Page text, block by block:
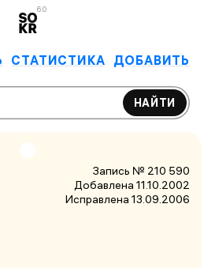
6.0
СТАТИСТИКА ДОБАВИТЬ
НАЙТИ
Запись № 210 590
Добавлена 11.10.2002
Исправлена 13.09.2006